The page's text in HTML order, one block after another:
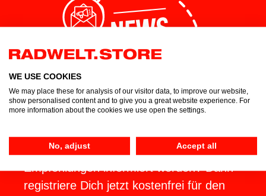
Angebote, Neuigkeiten und
Empfehlungen informiert werden? Dann
registriere Dich jetzt kostenfrei für den
WE USE COOKIES
We may place these for analysis of our visitor data, to improve our website,
show personalised content and to give you a great website experience. For
more information about the cookies we use open the settings.
No, adjust Accept all